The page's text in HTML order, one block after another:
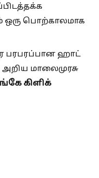
ஒரு பொற்காலமாக
பரபரப்பான ஹாட்
மாலைமுரசு
கிளிக்